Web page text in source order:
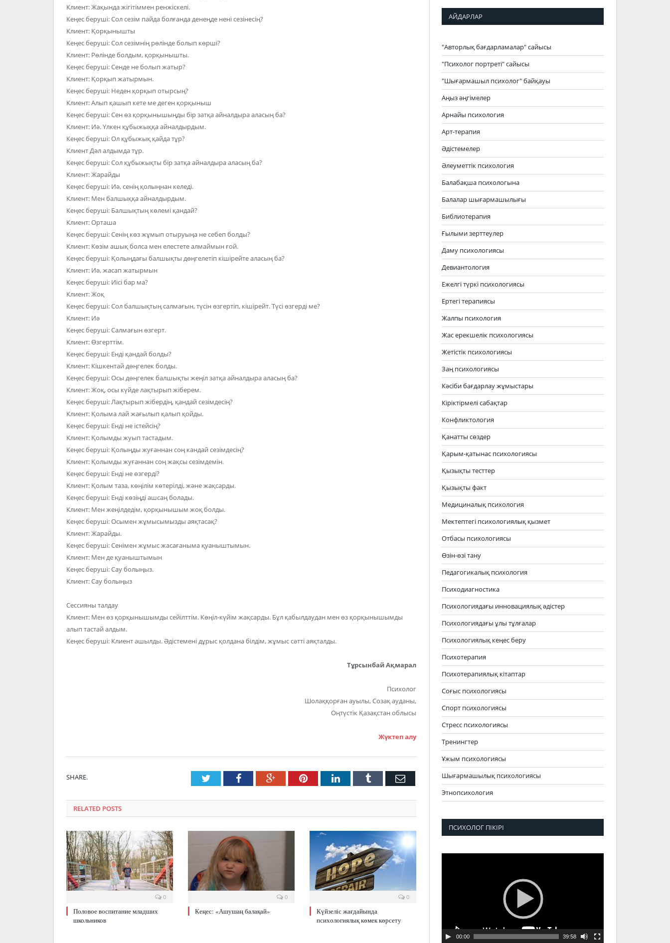
Клиент: Жақында жігітіммен ренжіскелі.
Кеңес беруші: Сол сезім пайда болғанда денеңде нені сезінесің?
Клиент: Қорқынышты
Кеңес беруші: Сол сезімнің рөлінде болып көрші?
Клиент: Рөлінде болдым, қорқынышты.
Кеңес беруші: Сенде не болып жатыр?
Клиент: Қорқып жатырмын.
Кеңес беруші: Неден қорқып отырсың?
Клиент: Алып қашып кете ме деген қорқыныш
Кеңес беруші: Сен өз қорқынышыңды бір затқа айналдыра аласың ба?
Клиент: Иә. Үлкен құбыжыққа айналдырдым.
Кеңес беруші: Ол құбыжық қайда тұр?
Клиент Дәл алдымда тұр.
Кеңес беруші: Сол құбыжықты бір затқа айналдыра аласың ба?
Клиент: Жарайды
Кеңес беруші: Иә, сенің қолыңнан келеді.
Клиент: Мен балшыққа айналдырдым.
Кеңес беруші: Балшықтың көлемі қандай?
Клиент: Орташа
Кеңес беруші: Сенің көз жұмып отыруыңа не себеп болды?
Клиент: Көзім ашық болса мен елестете алмаймын ғой.
Кеңес беруші: Қолыңдағы балшықты дөңгелетіп кішірейте аласың ба?
Клиент: Иә, жасап жатырмын
Кеңес беруші: Иісі бар ма?
Клиент: Жоқ
Кеңес беруші: Сол балшықтың салмағын, түсін өзгертіп, кішірейт. Түсі өзгерді ме?
Клиент: Иә
Кеңес беруші: Салмағын өзгерт.
Клиент: Өзгерттім.
Кеңес беруші: Енді қандай болды?
Клиент: Кішкентай дөңгелек болды.
Кеңес беруші: Осы дөңгелек балшықты жеңіл затқа айналдыра аласың ба?
Клиент: Жоқ, осы күйде лақтырып жіберем.
Кеңес беруші: Лақтырып жібердің, қандай сезімдесің?
Клиент: Қолыма лай жағылып қалып қойды.
Кеңес беруші: Енді не істейсің?
Клиент: Қолымды жуып тастадым.
Кеңес беруші: Қолыңды жуғаннан соң кандай сезімдесің?
Клиент: Қолымды жуғаннан соң жақсы сезімдемін.
Кеңес беруші: Енді не өзгерді?
Клиент: Қолым таза, көңілім көтерілді, және жақсарды.
Кеңес беруші: Енді көзіңді ашсаң болады.
Клиент: Мен жеңілдедім, қорқынышым жоқ болды.
Кеңес беруші: Осымен жұмысымызды аяқтасақ?
Клиент: Жарайды.
Кеңес беруші: Сенімен жұмыс жасағаныма қуаныштымын.
Клиент: Мен де қуаныштымын
Кеңес беруші: Сау болыңыз.
Клиент: Сау болыңыз
Сессияны талдау
Клиент: Мен өз қорқынышымды сейілттім. Көңіл-күйім жақсарды. Бұл қабылдаудан мен өз қорқынышымды
алып тастай алдым.
Кеңес беруші: Клиент ашылды. Әдістемені дұрыс қолдана білдім, жұмыс сәтті аяқталды.
Тұрсынбай Ақмарал
Психолог
Шолаққорған ауылы, Созақ ауданы,
Оңтүстік Қазақстан облысы
Жүктеп алу
SHARE. TwitterFacebookGoogle+PinterestLinkedInTumblr Email
RELATED POSTS
0
Половое воспитание младших
школьников
0
Кеңес: «Ашушаң балақай»
0
Күйзеліс жағдайында
психологиялық көмек көрсету
АЙДАРЛАР
"Авторлық бағдарламалар" сайысы
"Психолог портреті" сайысы
"Шығармашыл психолог" байқауы
Аңыз әңгімелер
Арнайы психология
Арт-терапия
Әдістемелер
Әлеуметтік психология
Балабақша психологына
Балалар шығармашылығы
Библиотерапия
Ғылыми зерттеулер
Даму психологиясы
Девиантология
Ежелгі түркі психологиясы
Ертегі терапиясы
Жалпы психология
Жас ерекшелік психологиясы
Жетістік психологиясы
Заң психологиясы
Кәсіби бағдарлау жұмыстары
Кіріктірмелі сабақтар
Конфликтология
Қанатты сөздер
Қарым-қатынас психологиясы
Қызықты тесттер
Қызықты факт
Медициналық психология
Мектептегі психологиялық қызмет
Отбасы психологиясы
Өзін-өзі тану
Педагогикалық психология
Психодиагностика
Психологиядағы инновациялық әдістер
Психологиядағы ұлы тұлғалар
Психологиялық кеңес беру
Психотерапия
Психотерапиялық кітаптар
Соғыс психологиясы
Спорт психологиясы
Стресс психологиясы
Тренингтер
Ұжым психологиясы
Шығармашылық психологиясы
Этнопсихология
ПСИХОЛОГ ПІКІРІ
00:00 39:58